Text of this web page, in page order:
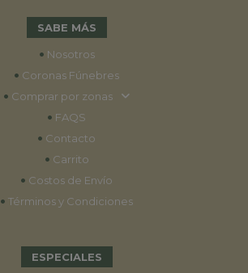
SABE MÁS
• Nosotros
• Coronas Fúnebres
• Comprar por zonas
• FAQS
• Contacto
• Carrito
• Costos de Envío
• Términos y Condiciones
ESPECIALES